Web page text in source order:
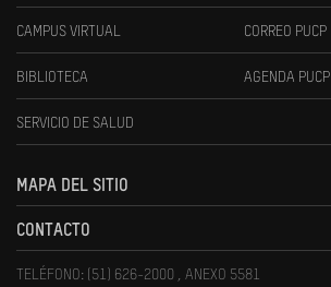
CAMPUS VIRTUAL CORREO PUCP
BIBLIOTECA AGENDA PUCP
SERVICIO DE SALUD
MAPA DEL SITIO
CONTACTO
TELÉFONO: (51) 626-2000 , ANEXO 5581